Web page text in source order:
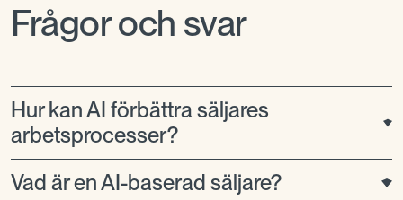
Frågor och svar
Hur kan AI förbättra säljares
arbetsprocesser?
AI kan hjälpa säljare genom att automatisera
rutinuppgifter, analysera kunddata för bättre
Vad är en AI-baserad säljare?